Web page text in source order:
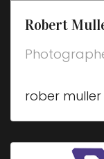
Robert
rober